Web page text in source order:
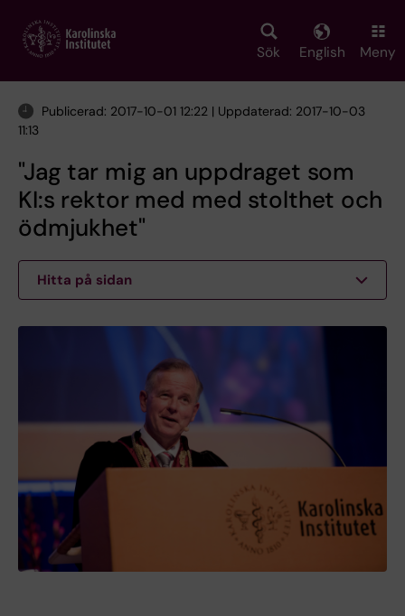
main
Sök English Meny
Publicerad: 2017-10-01 12:22 | Uppdaterad: 2017-10-03
11:13
"Jag tar mig an uppdraget som
KI:s rektor med med stolthet och
ödmjukhet"
Hitta på sidan